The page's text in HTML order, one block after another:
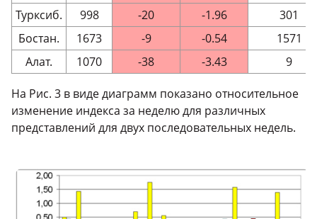
Турксиб.
998 -20 -1.96
301
Бостан.
1673 -9 -0.54
1571
Алат.
1070 -38 -3.43 9
На Рис. 3 в виде диаграмм показано относительное
изменение индекса за неделю для различных
представлений для двух последовательных недель.